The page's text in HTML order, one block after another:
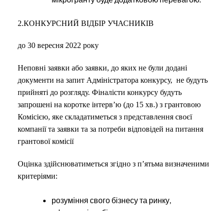
2.КОНКУРСНИЙ ВІДБІР УЧАСНИКІВ
до 30 вересня 2022 року
Неповні заявки або заявки, до яких не були додані
документи на запит Адміністратора конкурсу, не будуть
прийняті до розгляду. Фіналісти конкурсу будуть
запрошені на коротке інтерв’ю (до 15 хв.) з грантовою
Комісією, яке складатиметься з представлення своєї
компанії та заявки та за потреби відповідей на питання
грантової комісії
Оцінка здійснюватиметься згідно з п’ятьма визначеними
критеріями:
розуміння свого бізнесу та ринку,